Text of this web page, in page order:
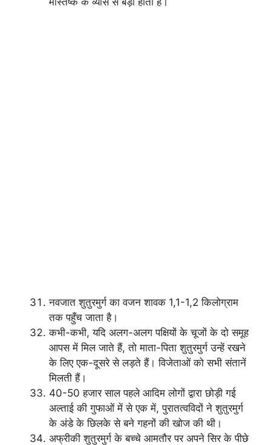
नवजात शुतुरमुर्ग का वजन शावक 1,1-1,2 किलोग्राम
तक पहुँच जाता है।
कभी-कभी, यदि अलग-अलग पक्षियों के चूजों के दो समूह
आपस में मिल जाते हैं, तो माता-पिता शुतुरमुर्ग उन्हें रखने
के लिए एक-दूसरे से लड़ते हैं। विजेताओं को सभी संतानें
मिलती हैं।
40-50 हजार साल पहले आदिम लोगों द्वारा छोड़ी गई
अल्ताई की गुफाओं में से एक में, पुरातत्वविदों ने शुतुरमुर्ग
के अंडे के छिलके से बने गहनों की खोज की थी।
अफ्रीकी शुतुरमुर्ग के बच्चे आमतौर पर अपने सिर के पीछे